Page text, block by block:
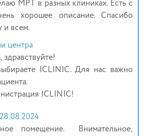
МРТ в разных клиниках. Есть с
хорошее описание. Спасибо
и всем.
центра
здравствуйте!
ICLINIC. Для нас важно
ICLINIC!
помещение. Внимательное,